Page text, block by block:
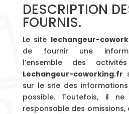
DESCRIPTION
FOURNIS.
Le site lechangeur-
de fournir une
l’ensemble des
Lechangeur-coworking.fr
sur le site des
possible. Toutefois, il
responsable des